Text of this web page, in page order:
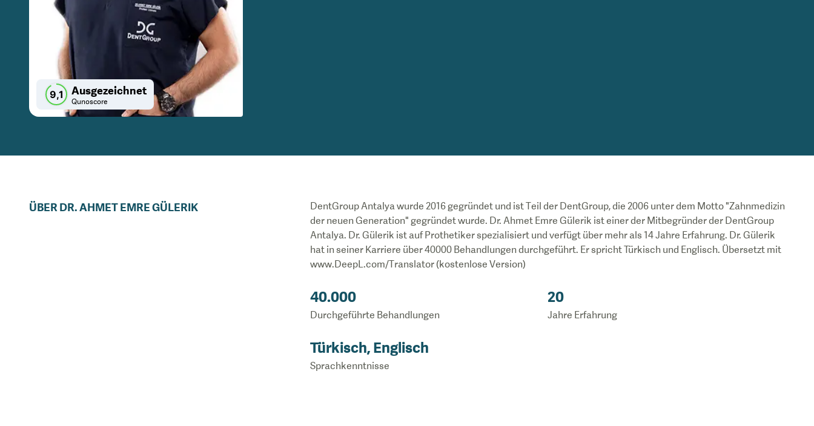
9,1 Ausgezeichnet
Qunoscore
ÜBER DR.AHMET EMREGÜLERIK
DentGroup Antalya wurde 2016 gegründet und ist Teil der DentGroup, die 2006 unter dem Motto "Zahnmedizin
der neuen Generation" gegründet wurde. Dr. Ahmet Emre Gülerik ist einer der Mitbegründer der DentGroup
Antalya. Dr. Gülerik ist auf Prothetiker spezialisiert und verfügt über mehr als 14 Jahre Erfahrung. Dr. Gülerik
hat in seiner Karriere über 40000 Behandlungen durchgeführt. Er spricht Türkisch und Englisch. Übersetzt mit
www.DeepL.com/Translator (kostenlose Version)
40.000
Durchgeführte Behandlungen
20
Jahre Erfahrung
Türkisch, Englisch
Sprachkenntnisse